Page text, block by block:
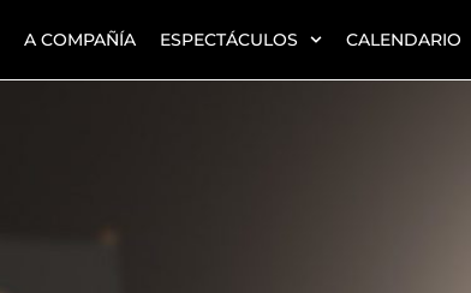
A COMPAÑÍA ESPECTÁCULOS CALENDARIO